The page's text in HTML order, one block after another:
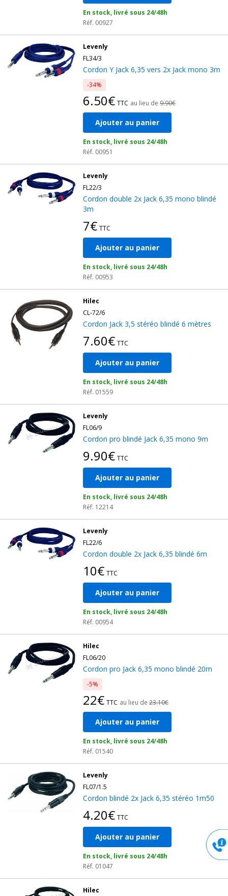
En stock, livré sous 24/48h
Réf. 00927
Levenly
FL34/3
Cordon Y Jack 6,35 vers 2x Jack mono 3m
-34%
6.50€ TTC au lieu de 9.90€
Ajouter au panier
En stock, livré sous 24/48h
Réf. 00951
Levenly
FL22/3
Cordon double 2x Jack 6,35 mono blindé
3m
7€ TTC
Ajouter au panier
En stock, livré sous 24/48h
Réf. 00953
Hilec
CL-72/6
Cordon Jack 3,5 stéréo blindé 6 mètres
7.60€ TTC
Ajouter au panier
En stock, livré sous 24/48h
Réf. 01559
Levenly
FL06/9
Cordon pro blindé Jack 6,35 mono 9m
9.90€ TTC
Ajouter au panier
En stock, livré sous 24/48h
Réf. 12214
Levenly
FL22/6
Cordon double 2x Jack 6,35 blindé 6m
10€ TTC
Ajouter au panier
En stock, livré sous 24/48h
Réf. 00954
Hilec
FL06/20
Cordon pro Jack 6,35 mono blindé 20m
-5%
22€ TTC au lieu de 23.10€
Ajouter au panier
En stock, livré sous 24/48h
Réf. 01540
Levenly
FL07/1.5
Cordon blindé 2x Jack 6,35 stéréo 1m50
4.20€ TTC
Ajouter au panier
En stock, livré sous 24/48h
Réf. 01047
Hilec